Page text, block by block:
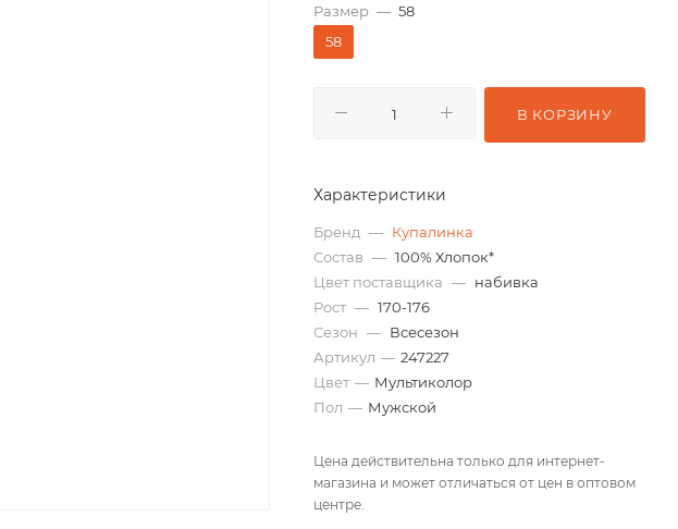
Размер — 58
58
В КОРЗИНУ
Характеристики
Бренд — Купалинка
Состав — 100% Хлопок*
Цвет поставщика — набивка
Рост — 170-176
Сезон — Всесезон
Артикул — 247227
Цвет — Мультиколор
Пол — Мужской
Цена действительна только для интернет-
магазина и может отличаться от цен в оптовом
центре.